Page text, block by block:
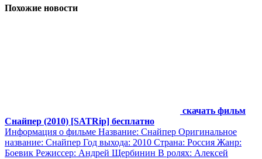
Похожие новости
скачать фильм
Снайпер (2010) [SATRip] бесплатно
Информация о фильме Название: Снайпер Оригинальное
название: Снайпер Год выхода: 2010 Страна: Россия Жанр:
Боевик Режиссер: Андрей Щербинин В ролях: Алексей